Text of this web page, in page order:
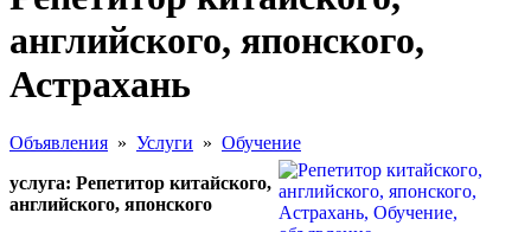
английского, японского,
Астрахань
Объявления » Услуги » Обучение
услуга: Репетитор китайского,
английского, японского